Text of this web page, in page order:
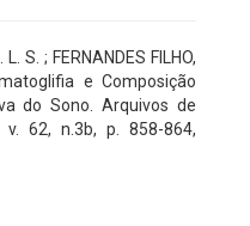
S. ; FERNANDES FILHO,
e Composição
do Sono. Arquivos de
v. 62, n.3b, p. 858-864,